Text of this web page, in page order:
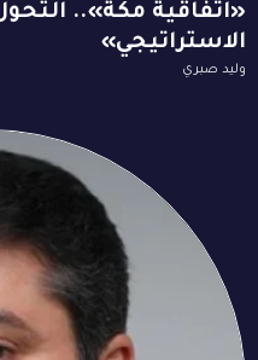
«اتفاقية مكة»..
الاستراتيجي»
وليد صبري